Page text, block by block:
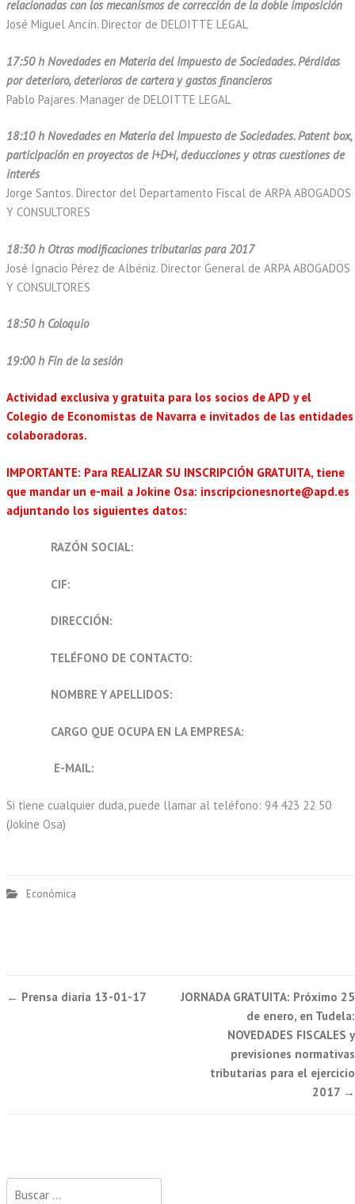
relacionadas con los mecanismos de corrección de la doble imposición
José Miguel Ancín. Director de DELOITTE LEGAL
17:50 h Novedades en Materia del Impuesto de Sociedades. Pérdidas
por deterioro, deterioros de cartera y gastos financieros
Pablo Pajares. Manager de DELOITTE LEGAL
18:10 h Novedades en Materia del Impuesto de Sociedades. Patent box,
participación en proyectos de I+D+i, deducciones y otras cuestiones de
interés
Jorge Santos. Director del Departamento Fiscal de ARPA ABOGADOS
Y CONSULTORES
18:30 h Otras modificaciones tributarias para 2017
José Ignacio Pérez de Albéniz. Director General de ARPA ABOGADOS
Y CONSULTORES
18:50 h Coloquio
19:00 h Fin de la sesión
Actividad exclusiva y gratuita para los socios de APD y el
Colegio de Economistas de Navarra e invitados de las entidades
colaboradoras.
IMPORTANTE: Para REALIZAR SU INSCRIPCIÓN GRATUITA, tiene
que mandar un e-mail a Jokine Osa: inscripcionesnorte@apd.es
adjuntando los siguientes datos:
RAZÓN SOCIAL:
CIF:
DIRECCIÓN:
TELÉFONO DE CONTACTO:
NOMBRE Y APELLIDOS:
CARGO QUE OCUPA EN LA EMPRESA:
E-MAIL:
Si tiene cualquier duda, puede llamar al teléfono: 94 423 22 50
(Jokine Osa)
Económica
Post
← Prensa diaria 13-01-17
JORNADA GRATUITA: Próximo 25
de enero, en Tudela:
NOVEDADES FISCALES y
previsiones normativas
tributarias para el ejercicio
2017 →